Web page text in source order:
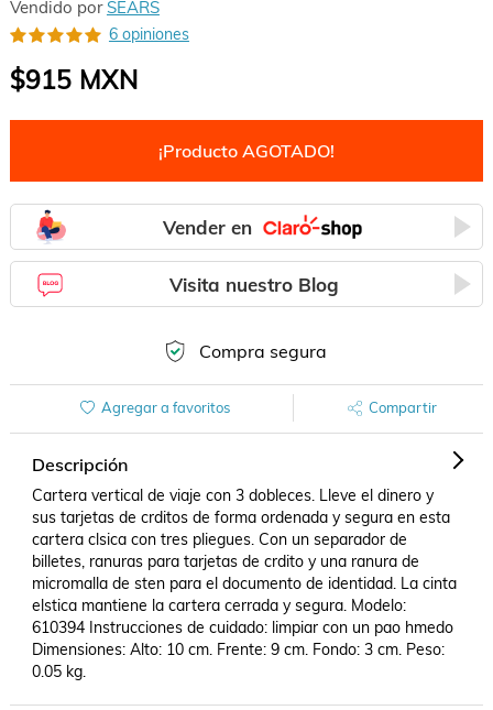
Vendido por SEARS
6 opiniones
$915MXN
¡Producto AGOTADO!
Vender en
Visita nuestro Blog
Compra segura
Agregar a favoritos Compartir
Descripción
Cartera vertical de viaje con 3 dobleces. Lleve el dinero y
sus tarjetas de crditos de forma ordenada y segura en esta
cartera clsica con tres pliegues. Con un separador de
billetes, ranuras para tarjetas de crdito y una ranura de
micromalla de sten para el documento de identidad. La cinta
elstica mantiene la cartera cerrada y segura. Modelo:
610394 Instrucciones de cuidado: limpiar con un pao hmedo
Dimensiones: Alto: 10 cm. Frente: 9 cm. Fondo: 3 cm. Peso:
0.05 kg.